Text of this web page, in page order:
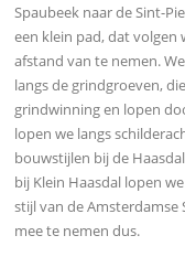
Spaubeek naar de Sint-
een klein pad, dat volgen
afstand van te nemen.
langs de grindgroeven,
grindwinning en lopen
lopen we langs
bouwstijlen bij de
bij Klein Haasdal lopen
stijl van de Amsterdamse
mee te nemen dus.